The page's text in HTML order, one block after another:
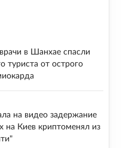
в Шанхае спасли
туриста от острого
на видео задержание
на Киев криптоменял из